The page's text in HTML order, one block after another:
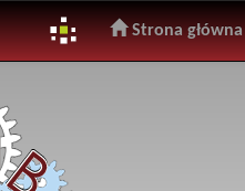
Strona główna